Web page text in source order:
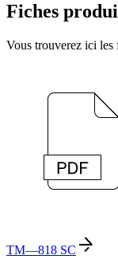
Fiches
Vous trouverez ici les
TM—818 SC